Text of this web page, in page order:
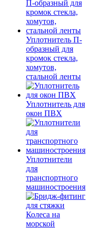
Уплотнитель П-
образный для
кромок стекла,
хомутов,
стальной ленты
Уплотнитель для
окон ПВХ
Уплотнители
для
транспортного
машиностроения